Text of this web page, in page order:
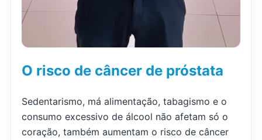
O risco de câncer de próstata
Sedentarismo, má alimentação, tabagismo e o
consumo excessivo de álcool não afetam só o
coração, também aumentam o risco de câncer